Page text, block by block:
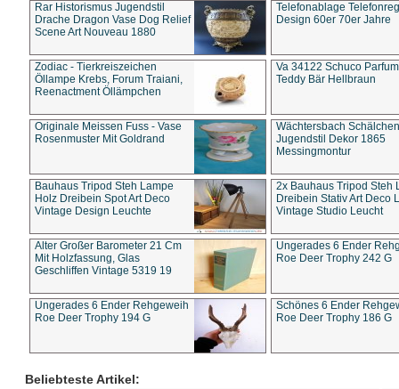
Rar Historismus Jugendstil
Drache Dragon Vase Dog Relief
Scene Art Nouveau 1880
Telefonablage
Design 60er 70er Jahre
Zodiac - Tierkreiszeichen
Öllampe Krebs, Forum Traiani,
Reenactment Öllämpchen
Va 34122 Schuco
Teddy Bär Hellbraun
Originale Meissen Fuss - Vase
Rosenmuster Mit Goldrand
Wächtersbach Schälchen
Jugendstil Dekor 1865
Messingmontur
Bauhaus Tripod Steh Lampe
Holz Dreibein Spot Art Deco
Vintage Design Leuchte
2x Bauhaus Tripod Steh
Dreibein Stativ Art Deco
Vintage Studio Leucht
Alter Großer Barometer 21 Cm
Mit Holzfassung, Glas
Geschliffen Vintage 5319 19
Ungerades 6 Ender
Roe Deer Trophy 242 G
Ungerades 6 Ender Rehgeweih
Roe Deer Trophy 194 G
Schönes 6 Ender
Roe Deer Trophy 186 G
Beliebteste Artikel: